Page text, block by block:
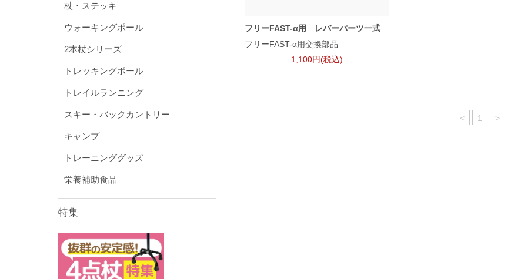
フリーFAST-α用 レバーパーツ一式
フリーFAST-α用交換部品
1,100円(税込)
< 1 >
杖・ステッキ
ウォーキングポール
2本杖シリーズ
トレッキングポール
トレイルランニング
スキー・バックカントリー
キャンプ
トレーニンググッズ
栄養補助食品
特集